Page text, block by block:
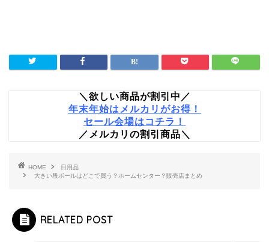
＼欲しい商品が割引中／
年末年始はメルカリがお得！
セール会場はコチラ！
／メルカリの割引商品＼
HOME
日用品
大きい段ボールはどこで買う？ホームセンター？販売店まとめ
RELATED POST